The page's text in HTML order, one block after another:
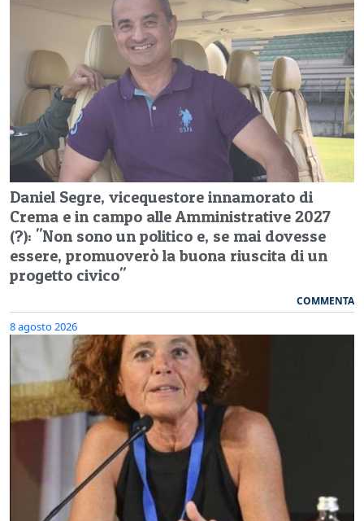
Daniel Segre, vicequestore innamorato di
Crema e in campo alle Amministrative 2027
(?): "Non sono un politico e, se mai dovesse
essere, promuoverò la buona riuscita di un
progetto civico"
COMMENTA
8 agosto 2026